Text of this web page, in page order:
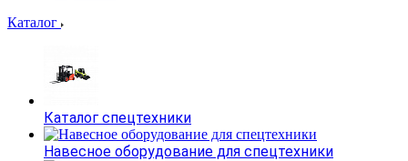
Каталог
Каталог спецтехники
Навесное оборудование для спецтехники